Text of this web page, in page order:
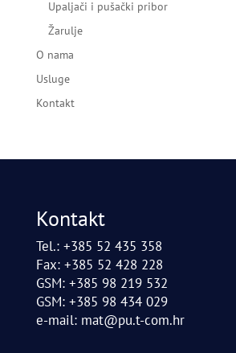
Upaljači i pušački pribor
Žarulje
O nama
Usluge
Kontakt
Kontakt
Tel.: +385 52 435 358
Fax: +385 52 428 228
GSM: +385 98 219 532
GSM: +385 98 434 029
e-mail: mat@pu.t-com.hr